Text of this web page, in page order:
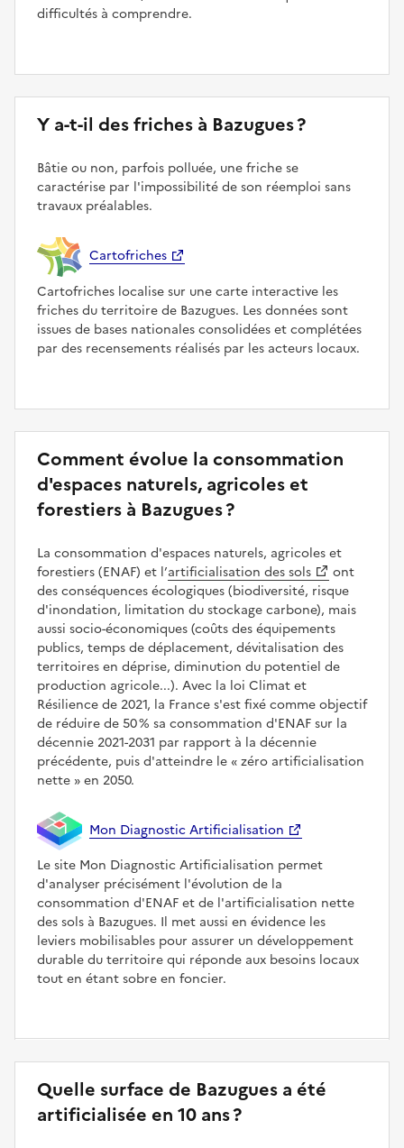
difficultés à comprendre.
Y a-t-il des friches à Bazugues ?
Bâtie ou non, parfois polluée, une friche se
caractérise par l'impossibilité de son réemploi sans
travaux préalables.
Cartofriches
Cartofriches localise sur une carte interactive les
friches du territoire de Bazugues. Les données sont
issues de bases nationales consolidées et complétées
par des recensements réalisés par les acteurs locaux.
Comment évolue la consommation
d'espaces naturels, agricoles et
forestiers à Bazugues ?
La consommation d'espaces naturels, agricoles et
forestiers (ENAF) et l’artificialisation des sols
ont
des conséquences écologiques (biodiversité, risque
d'inondation, limitation du stockage carbone), mais
aussi socio-économiques (coûts des équipements
publics, temps de déplacement, dévitalisation des
territoires en déprise, diminution du potentiel de
production agricole...). Avec la loi Climat et
Résilience de 2021, la France s'est fixé comme objectif
de réduire de 50 % sa consommation d'ENAF sur la
décennie 2021-2031 par rapport à la décennie
précédente, puis d'atteindre le
zéro artificialisation
nette
en 2050.
Mon Diagnostic Artificialisation
Le site Mon Diagnostic Artificialisation permet
d'analyser précisément l'évolution de la
consommation d'ENAF et de l'artificialisation nette
des sols à Bazugues. Il met aussi en évidence les
leviers mobilisables pour assurer un développement
durable du territoire qui réponde aux besoins locaux
tout en étant sobre en foncier.
Quelle surface de Bazugues a été
artificialisée en 10 ans ?